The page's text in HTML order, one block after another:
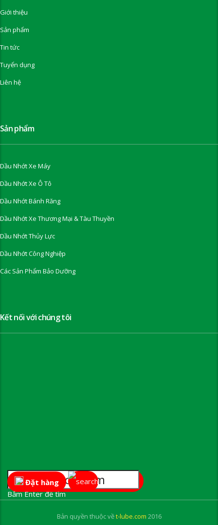
Đặt hàng
Bấm Enter để tìm
Giới thiệu
Sản phẩm
Tin tức
Tuyển dụng
Liên hệ
Sản phẩm
Dầu Nhớt Xe Máy
Dầu Nhớt Xe Ô Tô
Dầu Nhớt Bánh Răng
Dầu Nhớt Xe Thương Mại & Tàu Thuyền
Dầu Nhớt Thủy Lực
Dầu Nhớt Công Nghiệp
Các Sản Phẩm Bảo Dưỡng
Kết nối với chúng tôi
Bản quyền thuộc vềt-lube.com 2016